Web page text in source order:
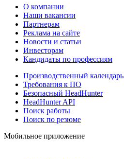
О компании
Наши вакансии
Партнерам
Реклама на сайте
Новости и статьи
Инвесторам
Кандидаты по профессиям
Производственный календарь
Требования к ПО
Безопасный HeadHunter
HeadHunter API
Поиск работы
Поиск по резюме
Мобильное приложение